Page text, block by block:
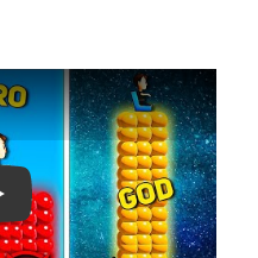
Keynote (Google I/O '18)